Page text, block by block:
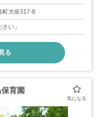
町大依317-8
い」
る
育園